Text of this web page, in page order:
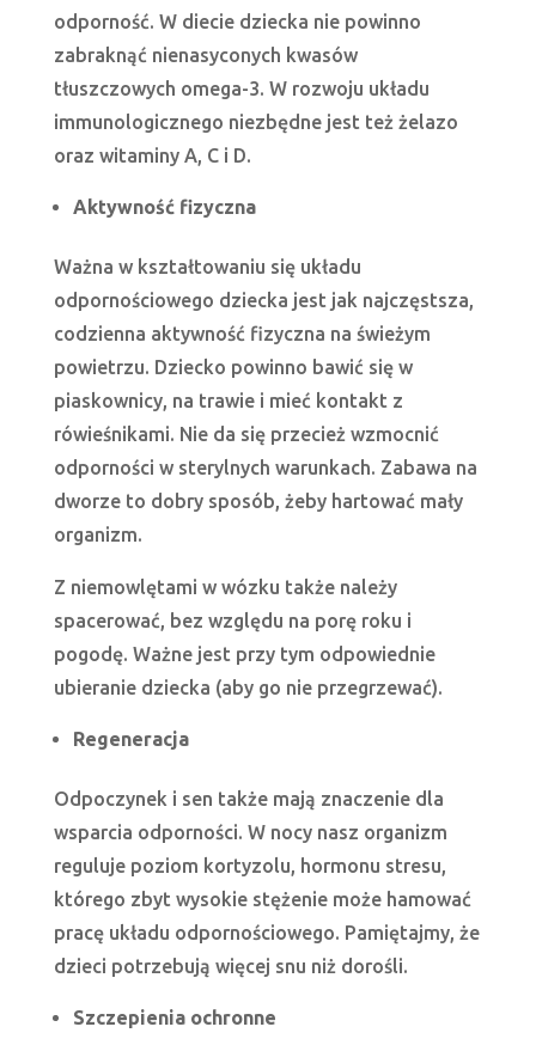
odporność. W diecie dziecka nie powinno
zabraknąć nienasyconych kwasów
tłuszczowych omega-3. W rozwoju układu
immunologicznego niezbędne jest też żelazo
oraz witaminy A, C i D.
Aktywność fizyczna
Ważna w kształtowaniu się układu
odpornościowego dziecka jest jak najczęstsza,
codzienna aktywność fizyczna na świeżym
powietrzu. Dziecko powinno bawić się w
piaskownicy, na trawie i mieć kontakt z
rówieśnikami. Nie da się przecież wzmocnić
odporności w sterylnych warunkach. Zabawa na
dworze to dobry sposób, żeby hartować mały
organizm.
Z niemowlętami w wózku także należy
spacerować, bez względu na porę roku i
pogodę. Ważne jest przy tym odpowiednie
ubieranie dziecka (aby go nie przegrzewać).
Regeneracja
Odpoczynek i sen także mają znaczenie dla
wsparcia odporności. W nocy nasz organizm
reguluje poziom kortyzolu, hormonu stresu,
którego zbyt wysokie stężenie może hamować
pracę układu odpornościowego. Pamiętajmy, że
dzieci potrzebują więcej snu niż dorośli.
Szczepienia ochronne